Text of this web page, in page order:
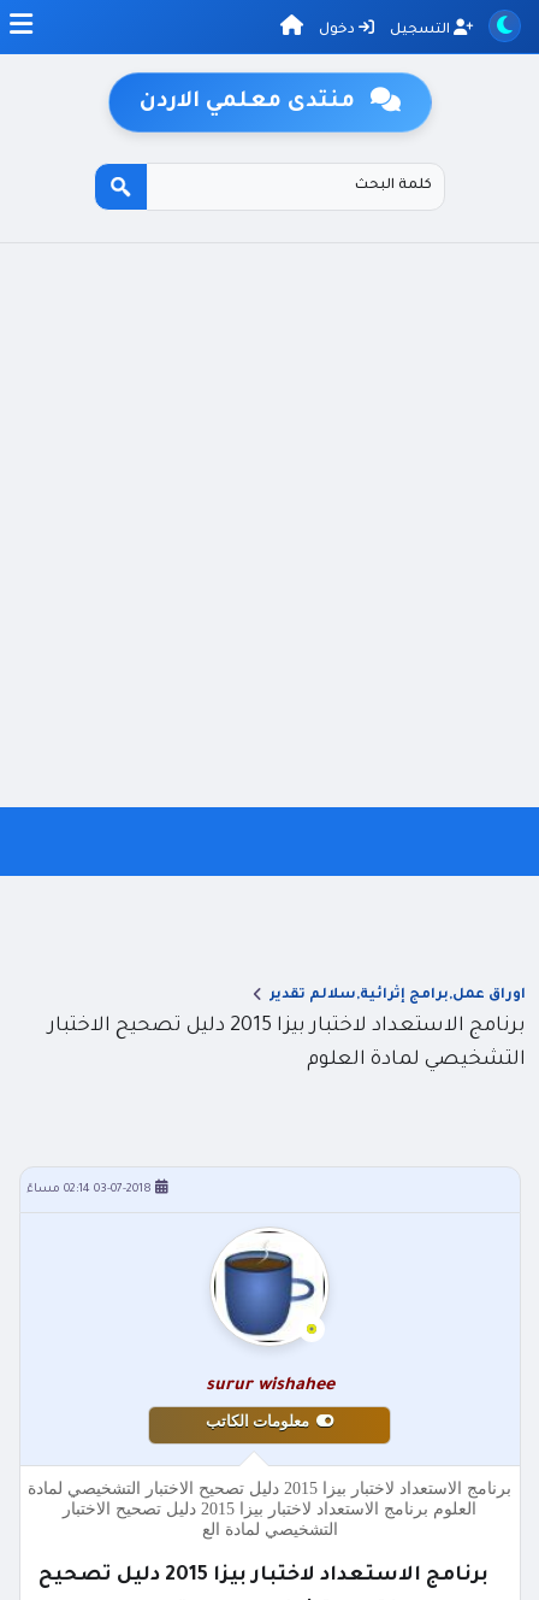
التسجيل دخول
منتدى معلمي الاردن
اوراق عمل,برامج إثرائية,سلالم تقدير
برنامج الاستعداد لاختبار بيزا 2015 دليل تصحيح الاختبار
التشخيصي لمادة العلوم
03-07-2018 02:14 مساءً
surur wishahee
معلومات الكاتب
برنامج الاستعداد لاختبار بيزا 2015 دليل تصحيح الاختبار التشخيصي لمادة
العلوم برنامج الاستعداد لاختبار بيزا 2015 دليل تصحيح الاختبار
التشخيصي لمادة الع
برنامج الاستعداد لاختبار بيزا 2015 دليل تصحيح